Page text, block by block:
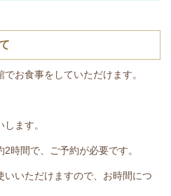
お食事をしていただけます。
ます。
時間で、ご予約が必要です。
いただけますので、お時間につ